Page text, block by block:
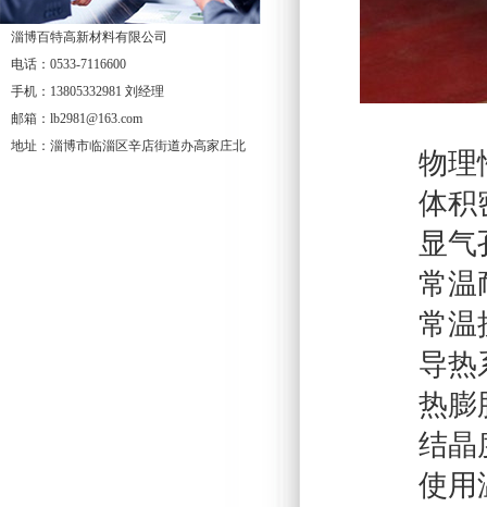
物理
体积密
显气孔
常温耐
常温抗
导热系
热膨胀
结晶度
使用
淄博百特高新材料有限公司
电话：0533-7116600
手机：13805332981 刘经理
邮箱：lb2981@163.com
地址：淄博市临淄区辛店街道办高家庄北